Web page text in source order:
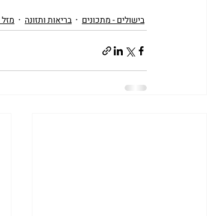
בישולים - מתכונים בריאות ותזונה